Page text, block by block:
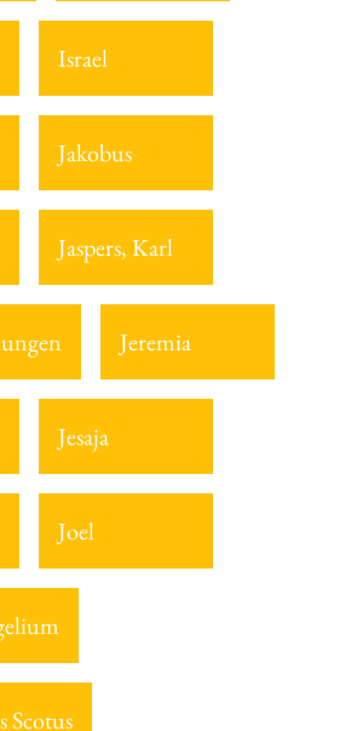
Israel
Jakobus
Jaspers, Karl
Jeremia
Jesaja
Joel
Scotus